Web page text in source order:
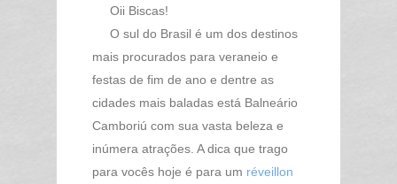
Oii Biscas!
O sul do Brasil é um dos destinos
mais procurados para veraneio e
festas de fim de ano e dentre as
cidades mais baladas está Balneário
Camboriú com sua vasta beleza e
inúmera atrações. A dica que trago
para vocês hoje é para um réveillon